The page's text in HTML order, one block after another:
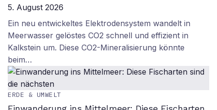
5. August 2026
Ein neu entwickeltes Elektrodensystem wandelt in
Meerwasser gelöstes CO2 schnell und effizient in
Kalkstein um. Diese CO2-Mineralisierung könnte
beim…
ERDE & UMWELT